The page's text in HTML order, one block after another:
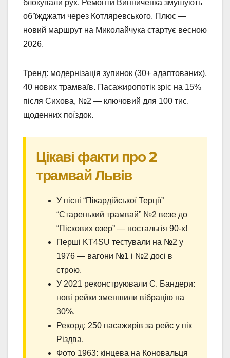
блокували рух. Ремонти Винниченка змушують
об’їжджати через Котляревського. Плюс —
новий маршрут на Миколайчука стартує весною
2026.
Тренд: модернізація зупинок (30+ адаптованих),
40 нових трамваїв. Пасажиропотік зріс на 15%
після Сихова, №2 — ключовий для 100 тис.
щоденних поїздок.
Цікаві факти про 2
трамвай Львів
У пісні “Пікардійської Терції”
“Старенький трамвай” №2 везе до
“Піскових озер” — ностальгія 90-х!
Перші KT4SU тестували на №2 у
1976 — вагони №1 і №2 досі в
строю.
У 2021 реконструювали С. Бандери:
нові рейки зменшили вібрацію на
30%.
Рекорд: 250 пасажирів за рейс у пік
Різдва.
Фото 1963: кінцева на Коновальця